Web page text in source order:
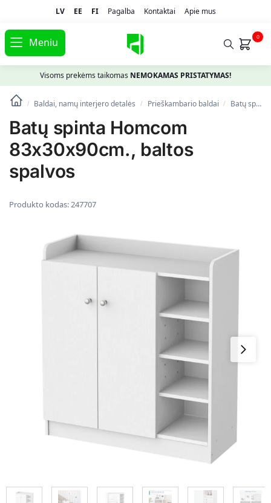
LV EE FI Pagalba Kontaktai Apie mus
Meniu 0
Visoms prekėms taikomas NEMOKAMAS PRISTATYMAS!
/ Baldai, namų interjero detalės / Prieškambario baldai / Batų spintelės, lentynos ir suolai
Batų spinta Homcom
83x30x90cm., baltos
spalvos
Produkto kodas:247707